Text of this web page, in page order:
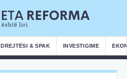
DREJTËSI & SPAK INVESTIGIME